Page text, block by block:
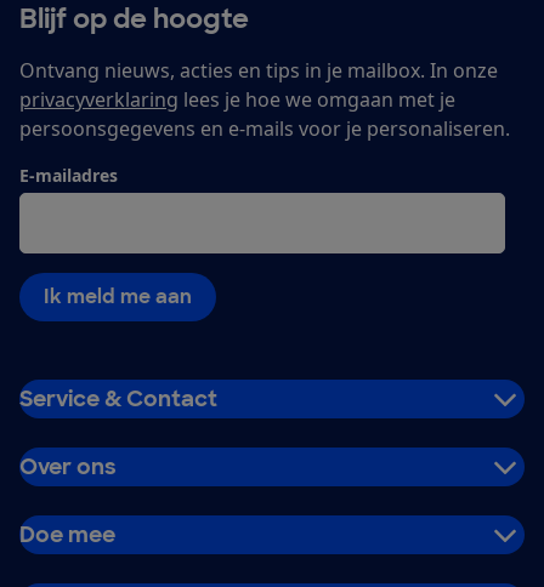
Blijf op de hoogte
Ontvang nieuws, acties en tips in je mailbox. In onze
privacyverklaring lees je hoe we omgaan met je
persoonsgegevens en e-mails voor je personaliseren.
E-mailadres
Ik meld me aan
Service & Contact
Over ons
Doe mee